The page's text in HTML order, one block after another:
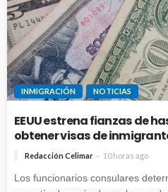
INMIGRACIÓN NOTICIAS
EEUU estrena fianzas de
obtener visas de
Redacción Celimar 10 horas ago
Los funcionarios consulares